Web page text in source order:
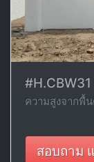
ความสูงจากพื้
สอบถาม